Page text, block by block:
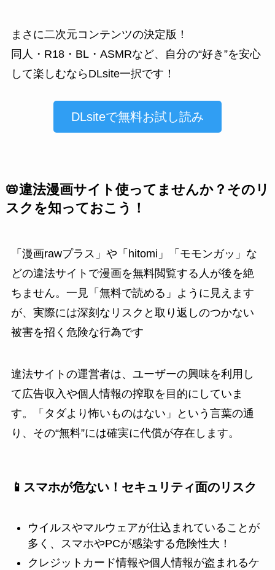
まさに二次元コンテンツの決定版！
同人・R18・BL・ASMRなど、自分の“好き”を安心
して楽しむならDLsite一択です！
DLsiteで無料お試し読み
📛違法漫画サイト使ってませんか？そのリ
スクを知っておこう！
「漫画rawプラス」や「hitomi」「モモンガッ」な
どの違法サイトで漫画を無料閲覧する人が後を絶
ちません。一見「無料で読める」ように見えます
が、実際には深刻なリスクと取り返しのつかない
被害を招く危険な行為です
違法サイトの運営者は、ユーザーの興味を利用し
て広告収入や個人情報の搾取を目的にしていま
す。「タダより怖いものはない」という言葉の通
り、その“無料”には確実に代償が存在します。
📱スマホが危ない！セキュリティ面のリスク
ウイルスやマルウェアが仕込まれていることが
多く、スマホやPCが感染する危険性大！
クレジットカード情報や個人情報が盗まれるケ